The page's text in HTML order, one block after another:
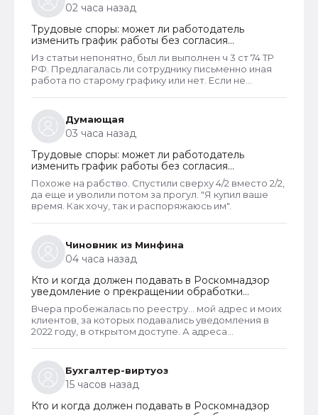
02 часа назад
Трудовые споры: может ли работодатель
изменить график работы без согласия
сотрудника
Из статьи непонятно, был ли выполнен ч 3 ст 74 ТР
РФ. Предлагалась ли сотруднику письменно иная
работа по старому графику или нет. Если не
выплатой всех положенных ему компенсаций при
таком виде увольнения (не по собственному
желанию или соглашению сторон).
Думающая
03 часа назад
Трудовые споры: может ли работодатель
изменить график работы без согласия
сотрудника
Похоже на рабство. Спустили сверху 4/2 вместо 2/2,
да еще и уволили потом за прогул. "Я купил ваше
время. Как хочу, так и распоряжаюсь им".
Чиновник из Минфина
04 часа назад
Кто и когда должен подавать в Роскомнадзор
уведомление о прекращении обработки
персональных данных
Вчера пробежалась по реестру... мой адрес и моих
клиентов, за которых подавались уведомления в
2022 году, в открытом доступе. А адреса
проверила только знакомых ИП и заметила такую
закономерность. Или это просто совпадение
такое?
Бухгалтер-виртуоз
15 часов назад
Кто и когда должен подавать в Роскомнадзор